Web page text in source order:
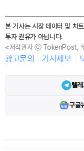
본 기사는 시장 데이터 및 차
투자 권유가 아닙니다.
<저작권자 ⓒ TokenPost,
광고문의 기사제보
텔레
구글